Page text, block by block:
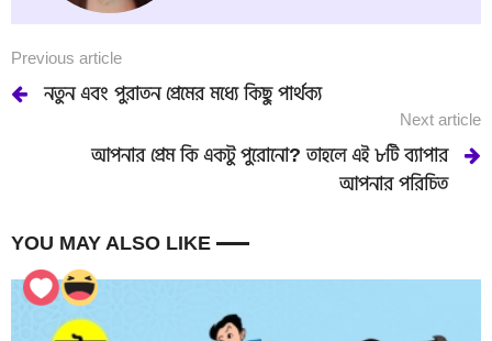
Previous article
নতুন এবং পুরাতন প্রেমের মধ্যে কিছু পার্থক্য
Next article
আপনার প্রেম কি একটু পুরোনো? তাহলে এই ৮টি ব্যাপার
আপনার পরিচিত
YOU MAY ALSO LIKE